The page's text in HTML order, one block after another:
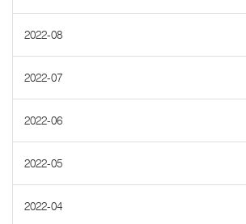
2022-08
2022-07
2022-06
2022-05
2022-04